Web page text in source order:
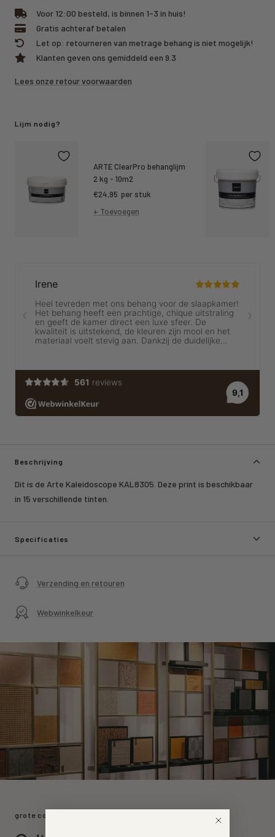
Voor 12:00 besteld, is binnen 1-3 in huis!
Gratis achteraf betalen
Let op: retourneren van metrage behang is niet mogelijk!
Klanten geven ons gemiddeld een 9.3
Lees onze retour voorwaarden
Beschrijving
Dit is de Arte Kaleidoscope KAL8305. Deze print is beschikbaar
in 15 verschillende tinten.
Specificaties
Verzending en retouren
Webwinkelkeur
Lijm nodig?
ARTE ClearPro behanglijm
2 kg - 10m2
Kortings
prijs
€24,95 per stuk
+ Toevoegen
grote collectie